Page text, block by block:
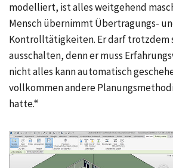
modelliert, ist alles weitgehend
Mensch übernimmt Übertragungs-
Kontrolltätigkeiten. Er darf trotzdem
ausschalten, denn er muss
nicht alles kann automatisch
vollkommen andere
hatte.“